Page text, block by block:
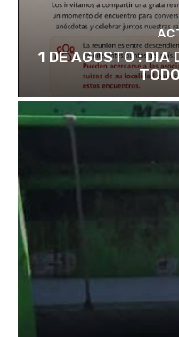
1 DE AGOSTO : DIA